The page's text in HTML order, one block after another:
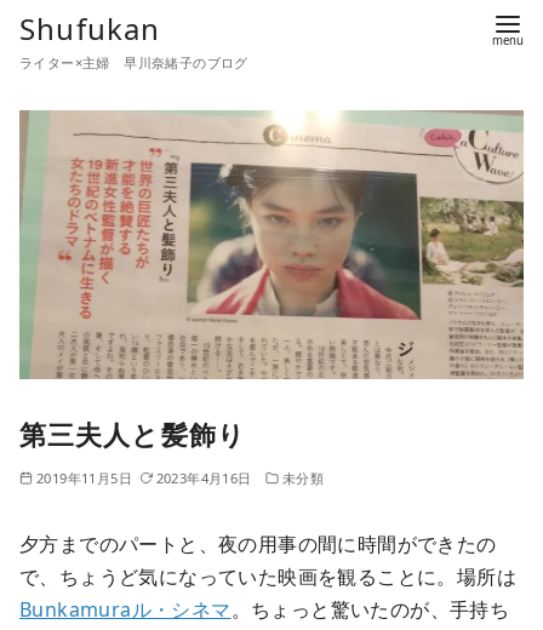
Shufukan
ライター×主婦 早川奈緒子のブログ
第三夫人と髪飾り
2019年11月5日 2023年4月16日 未分類
夕方までのパートと、夜の用事の間に時間ができたの
で、ちょうど気になっていた映画を観ることに。場所は
Bunkamuraル・シネマ。ちょっと驚いたのが、手持ち